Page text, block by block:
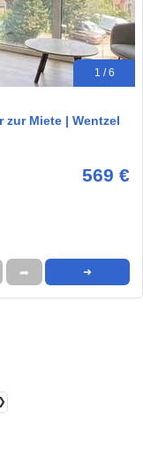
1 / 6
zur Miete | Wentzel
569 €
➦ ➜